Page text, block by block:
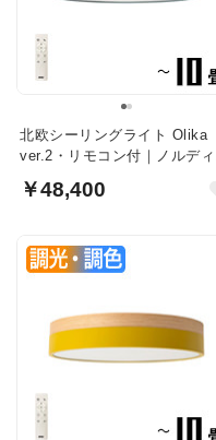
北欧シーリングライト Olika
ver.2・リモコン付｜ノルディ
￥48,400